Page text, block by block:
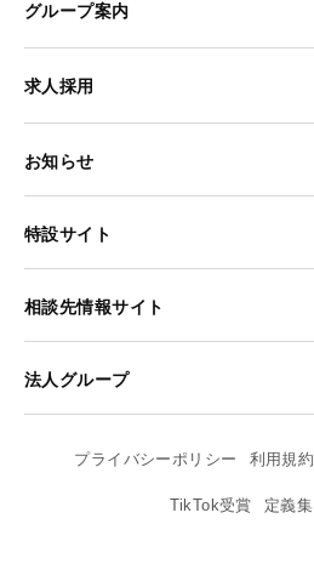
グループ案内
求人採用
お知らせ
特設サイト
相談先情報サイト
法人グループ
プライバシーポリシー 利用規約
TikTok受賞 定義集